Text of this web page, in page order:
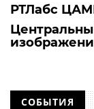
РТЛабс
СОБЫТИЯ